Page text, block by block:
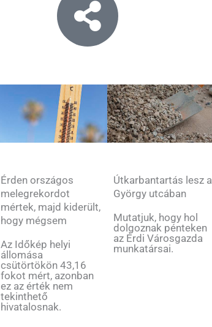
Érden országos
melegrekordot
mértek, majd kiderült,
hogy mégsem
Az Időkép helyi
állomása
csütörtökön 43,16
fokot mért, azonban
ez az érték nem
tekinthető
hivatalosnak.
Útkarbantartás lesz a
György utcában
Mutatjuk, hogy hol
dolgoznak pénteken
az Érdi Városgazda
munkatársai.